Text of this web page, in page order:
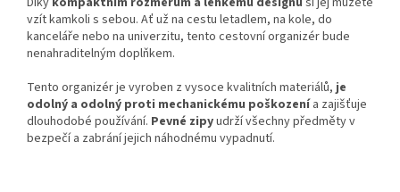
vzít kamkoli s sebou. Ať už na cestu letadlem, na kole, do
kanceláře nebo na univerzitu, tento cestovní organizér bude
nenahraditelným doplňkem.
Tento organizér je vyroben z vysoce kvalitních materiálů,je
odolný a odolný proti mechanickému poškozenía zajišťuje
dlouhodobé používání. Pevné zipyudrží všechny předměty v
bezpečí a zabrání jejich náhodnému vypadnutí.